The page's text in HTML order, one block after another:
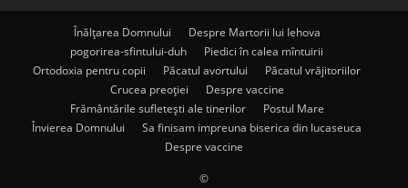
Înălțarea Domnului
Despre Martorii lui Iehova
pogorirea-sfintului-duh
Piedici în calea mîntuirii
Ortodoxia pentru copii
Păcatul avortului
Păcatul vrăjitoriilor
Crucea preoției
Despre vaccine
Frământările sufletești ale tinerilor
Postul Mare
Învierea Domnului
Sa finisam impreuna biserica din lucaseuca
Despre vaccine
©